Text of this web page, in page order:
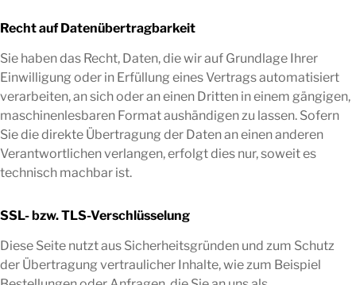
Recht auf Datenübertragbarkeit
Sie haben das Recht, Daten, die wir auf Grundlage Ihrer
Einwilligung oder in Erfüllung eines Vertrags automatisiert
verarbeiten, an sich oder an einen Dritten in einem gängigen,
maschinenlesbaren Format aushändigen zu lassen. Sofern
Sie die direkte Übertragung der Daten an einen anderen
Verantwortlichen verlangen, erfolgt dies nur, soweit es
technisch machbar ist.
SSL- bzw. TLS-Verschlüsselung
Diese Seite nutzt aus Sicherheitsgründen und zum Schutz
der Übertragung vertraulicher Inhalte, wie zum Beispiel